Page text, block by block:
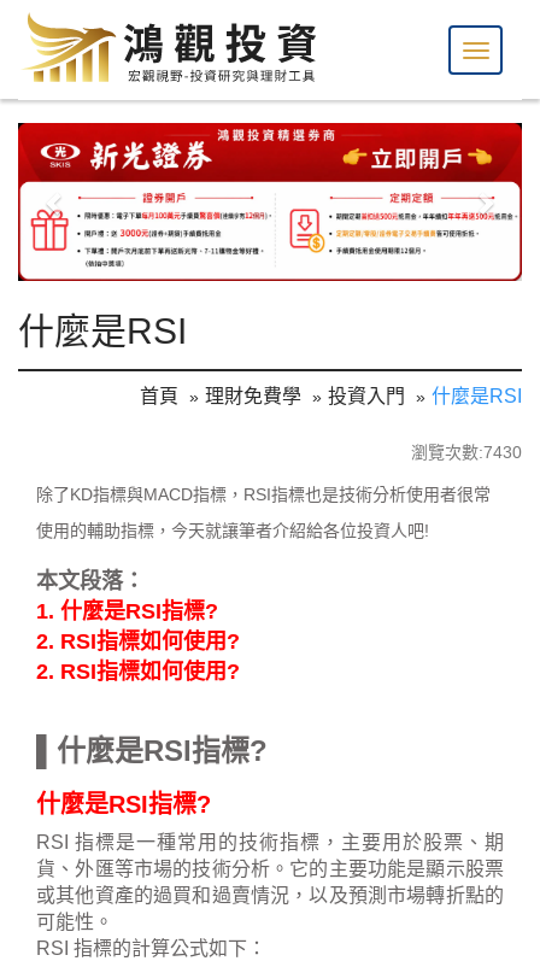
什麼是RSI
首頁 理財免費學 投資入門 什麼是RSI
瀏覽次數:7430
除了KD指標與MACD指標，RSI指標也是技術分析使用者很常
使用的輔助指標，今天就讓筆者介紹給各位投資人吧!
本文段落：
1. 什麼是RSI指標?
2. RSI指標如何使用?
2. RSI指標如何使用?
▌什麼是RSI指標?
什麼是RSI指標?
RSI 指標是一種常用的技術指標，主要用於股票、期
貨、外匯等市場的技術分析。它的主要功能是顯示股票
或其他資產的過買和過賣情況，以及預測市場轉折點的
可能性。
RSI 指標的計算公式如下：